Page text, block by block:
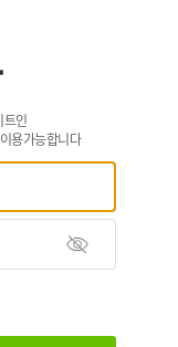
트인
용가능합니다